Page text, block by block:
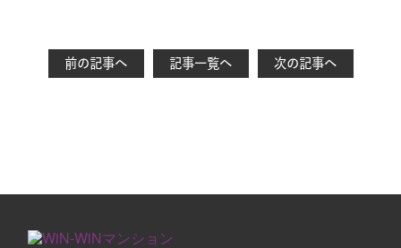
前の記事へ 記事一覧へ 次の記事へ